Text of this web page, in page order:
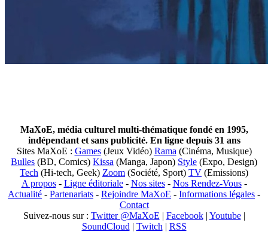
MaXoE, média culturel multi-thématique fondé en 1995,
indépendant et sans publicité. En ligne depuis 31 ans
Sites MaXoE : Games(Jeux Vidéo) Rama (Cinéma, Musique)
Bulles (BD, Comics) Kissa (Manga, Japon) Style (Expo, Design)
Tech (Hi-tech, Geek) Zoom (Société, Sport) TV (Emissions)
A propos- Ligne éditoriale- Nos sites- Nos Rendez-Vous-
Actualité - Partenariats - Rejoindre MaXoE - Informations légales -
Contact
Suivez-nous sur : Twitter @MaXoE | Facebook| Youtube|
SoundCloud | Twitch | RSS